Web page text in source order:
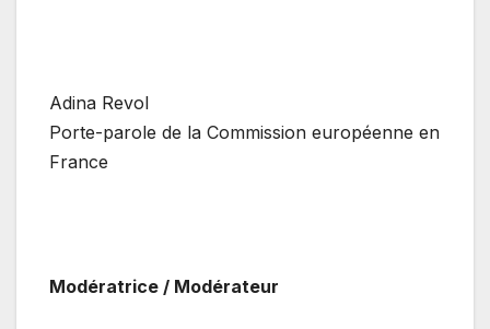
Adina Revol
Porte-parole de la Commission européenne en
France
Modératrice / Modérateur